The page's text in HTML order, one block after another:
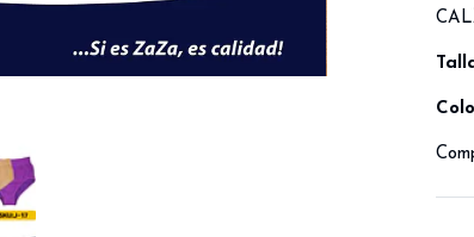
C